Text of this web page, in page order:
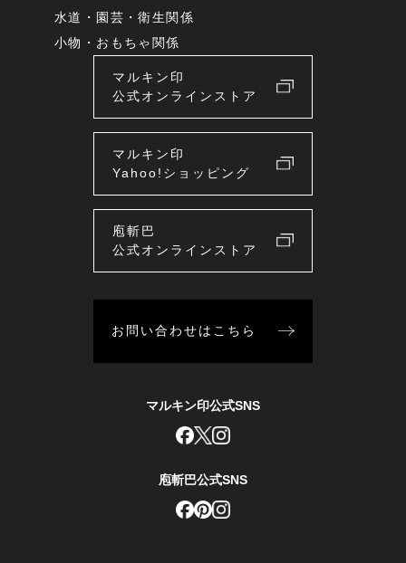
水道・園芸・衛生関係
小物・おもちゃ関係
マルキン印
公式オンラインストア
マルキン印
Yahoo!ショッピング
庖斬巴
公式オンラインストア
お問い合わせはこちら
マルキン印公式SNS
庖斬巴公式SNS